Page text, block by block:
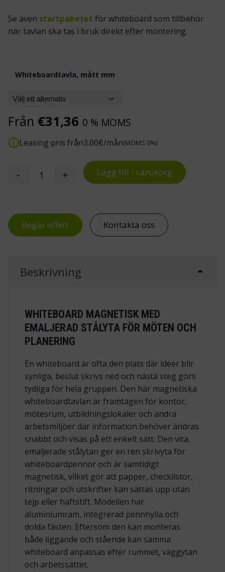
Se även startpaketet för whiteboard som tillbehör
när tavlan ska tas i bruk direkt efter montering.
Whiteboardtavla, mått mm
Från €31,36 0 % MOMS
Leasing pris från3.00€/mån(MOMS 0%)
Magnetisk whiteboard mängd
- + Lägg till i varukorg
Begär offert Kontakta oss
Beskrivning
WHITEBOARD MAGNETISK MED
EMALJERAD STÅLYTA FÖR MÖTEN OCH
PLANERING
En whiteboard är ofta den plats där idéer blir
synliga, beslut skrivs ned och nästa steg görs
tydliga för hela gruppen. Den här magnetiska
whiteboardtavlan är framtagen för kontor,
mötesrum, utbildningslokaler och andra
arbetsmiljöer där information behöver ändras
snabbt och visas på ett enkelt sätt. Den vita,
emaljerade stålytan ger en ren skrivyta för
whiteboardpennor och är samtidigt
magnetisk, vilket gör att papper, checklistor,
ritningar och utskrifter kan sättas upp utan
tejp eller häftstift. Modellen har
aluminiumram, integrerad pennhylla och
dolda fästen. Eftersom den kan monteras
både liggande och stående kan samma
whiteboard anpassas efter rummet, väggytan
och arbetssättet.